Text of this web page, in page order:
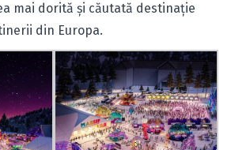
mai dorită și căutată destinație
din Europa.